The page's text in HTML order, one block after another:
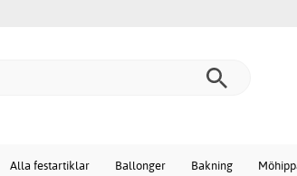
Alla festartiklar Ballonger Bakning